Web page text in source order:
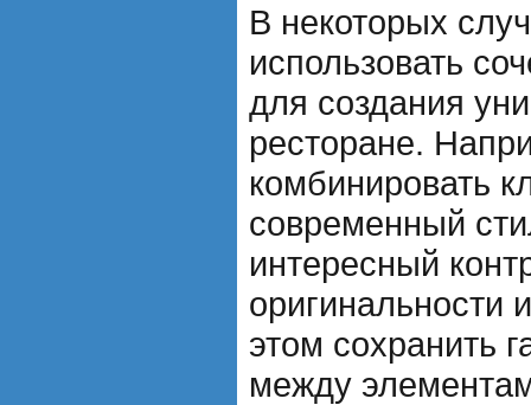
В некоторых
использовать
для создания
ресторане.
комбинировать
современный
интересный
оригинальности
этом сохранить
между